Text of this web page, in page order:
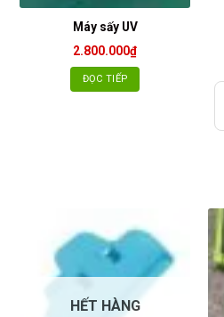
Máy sấy UV
2.800.000₫
ĐỌC TIẾP
HẾT HÀNG